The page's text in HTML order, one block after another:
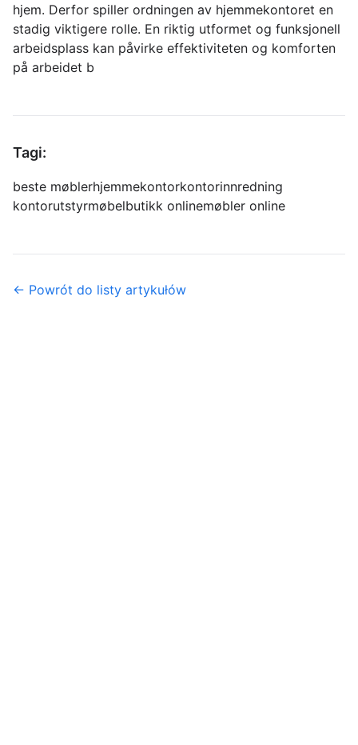
hjem. Derfor spiller ordningen av hjemmekontoret en
stadig viktigere rolle. En riktig utformet og funksjonell
arbeidsplass kan påvirke effektiviteten og komforten
på arbeidet b
Tagi:
beste møblerhjemmekontorkontorinnredning
kontorutstyrmøbelbutikk onlinemøbler online
← Powrót do listy artykułów